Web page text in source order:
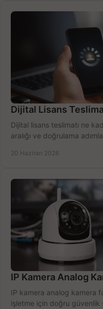
Dijital Lisans
Dijital lisans teslimatı ne
aralığı ve doğrulama
20 Haziran 2026
IP Kamera Analog
IP kamera analog kamera
işletme için doğru